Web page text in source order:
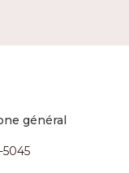
général
5045